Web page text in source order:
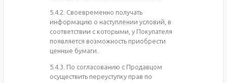
5.4.2. Своевременно получать
информацию о наступлении условий, в
соответствии с которыми, у Покупателя
появляется возможность приобрести
ценные бумаги.
5.4.3. По согласованию с Продавцом
осуществить переуступку прав по